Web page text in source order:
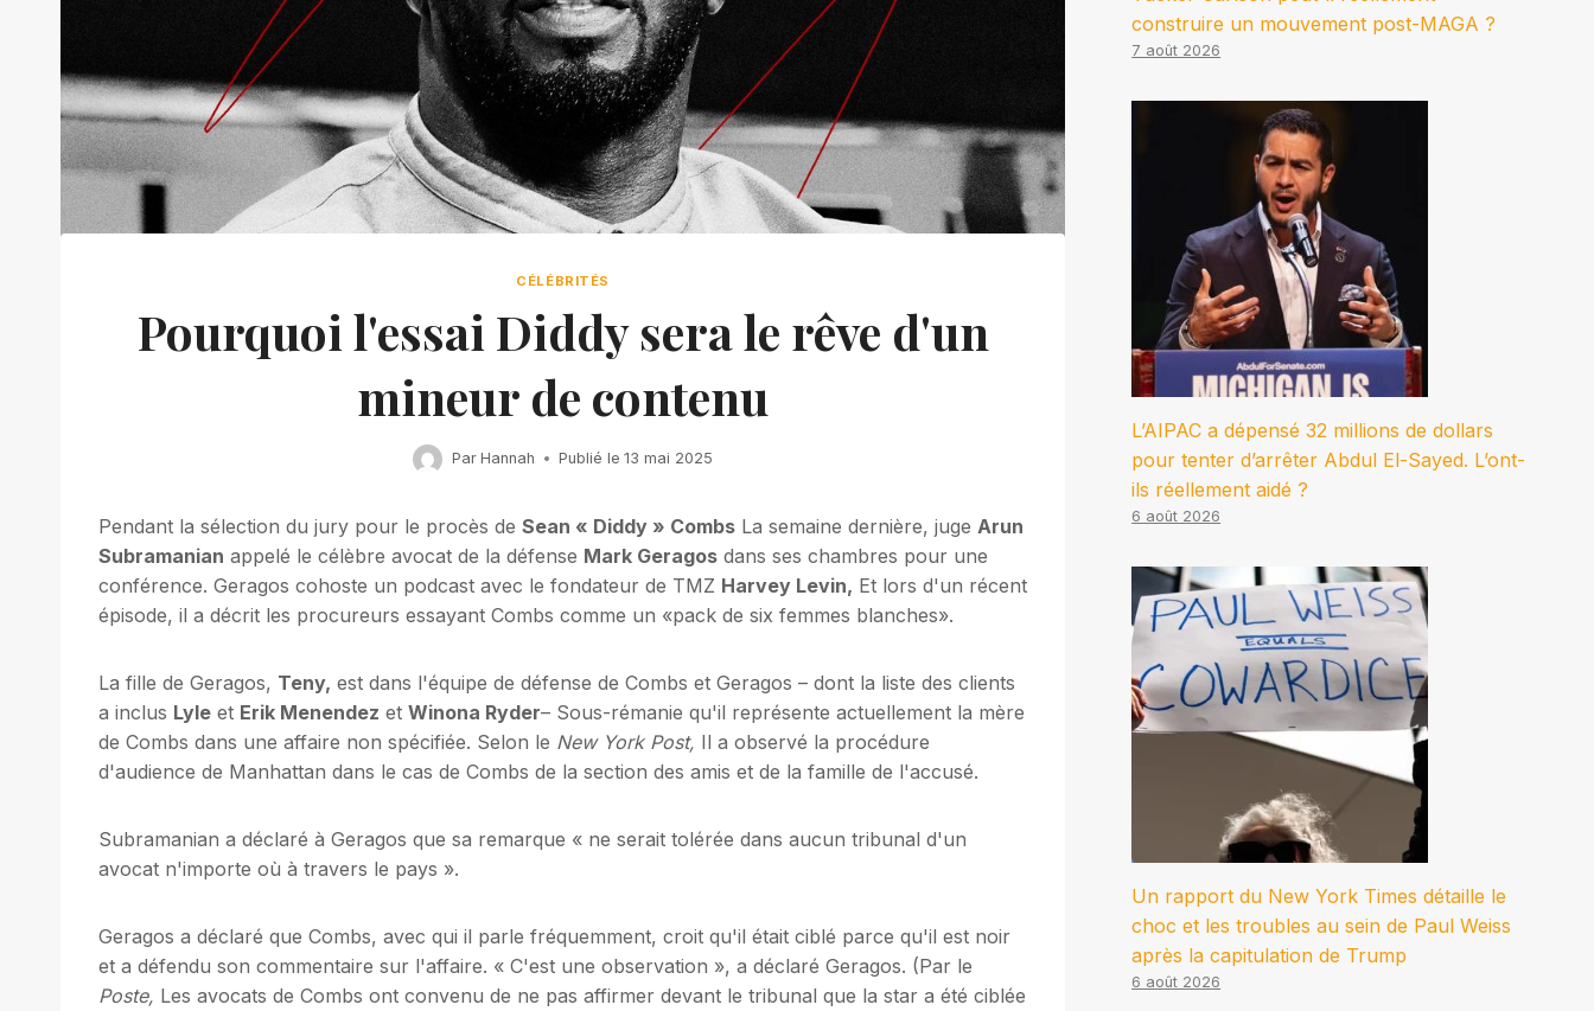
CÉLÉBRITÉS
Pourquoi l'essai Diddy sera le rêve d'un
mineur de contenu
Par Hannah Publié le 13 mai 2025
Pendant la sélection du jury pour le procès de Sean « Diddy » Combs La semaine dernière, juge Arun
Subramanian appelé le célèbre avocat de la défense Mark Geragos dans ses chambres pour une
conférence. Geragos cohoste un podcast avec le fondateur de TMZ Harvey Levin, Et lors d'un récent
épisode, il a décrit les procureurs essayant Combs comme un «pack de six femmes blanches».
La fille de Geragos, Teny, est dans l'équipe de défense de Combs et Geragos – dont la liste des clients
a inclus Lyle et Erik Menendez et Winona Ryder– Sous-rémanie qu'il représente actuellement la mère
de Combs dans une affaire non spécifiée. Selon le New York Post, Il a observé la procédure
d'audience de Manhattan dans le cas de Combs de la section des amis et de la famille de l'accusé.
Subramanian a déclaré à Geragos que sa remarque « ne serait tolérée dans aucun tribunal d'un
avocat n'importe où à travers le pays ».
Geragos a déclaré que Combs, avec qui il parle fréquemment, croit qu'il était ciblé parce qu'il est noir
et a défendu son commentaire sur l'affaire. « C'est une observation », a déclaré Geragos. (Par le
Poste, Les avocats de Combs ont convenu de ne pas affirmer devant le tribunal que la star a été ciblée
construire un mouvement post-MAGA ?
7 août 2026
L’AIPAC a dépensé 32 millions de dollars
pour tenter d’arrêter Abdul El-Sayed. L’ont-
ils réellement aidé ?
6 août 2026
Un rapport du New York Times détaille le
choc et les troubles au sein de Paul Weiss
après la capitulation de Trump
6 août 2026